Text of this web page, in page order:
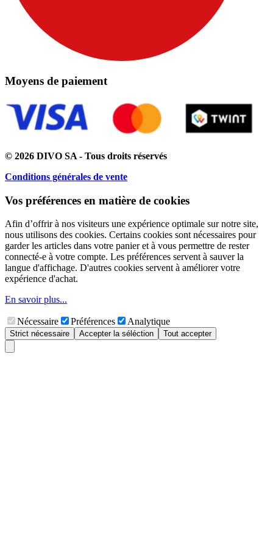
Moyens de paiement
© 2026 DIVO SA - Tous droits réservés
Conditions générales de vente
Vos préférences en matière de cookies
Afin d’offrir à nos visiteurs une expérience optimale sur notre site,
nous utilisons des cookies. Certains cookies sont nécessaires pour
garder les articles dans votre panier et à vous permettre de rester
connecté-e à votre compte. Les préférences servent à sauver la
langue d'affichage. D'autres cookies servent à améliorer votre
expérience d'achat.
En savoir plus...
Nécessaire Préférences Analytique
Strict nécessaire Accepter la séléction Tout accepter